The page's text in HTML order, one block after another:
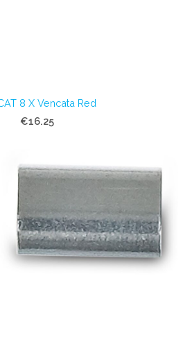
8 X Vencata Red
€16.25